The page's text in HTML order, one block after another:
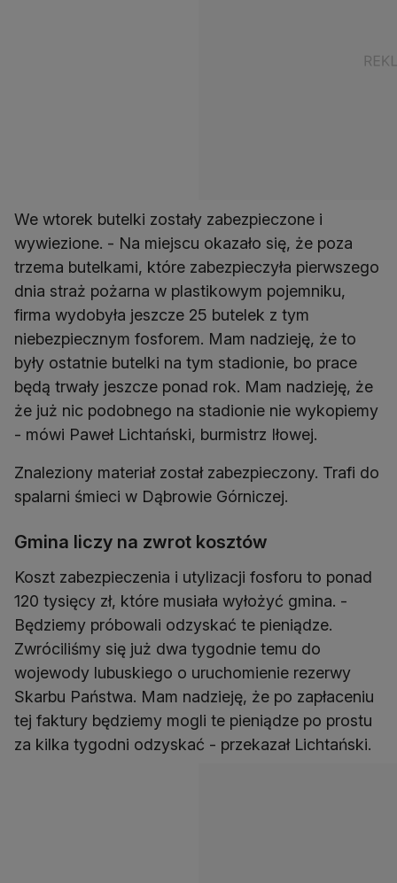
We wtorek butelki zostały zabezpieczone i
wywiezione. - Na miejscu okazało się, że poza
trzema butelkami, które zabezpieczyła pierwszego
dnia straż pożarna w plastikowym pojemniku,
firma wydobyła jeszcze 25 butelek z tym
niebezpiecznym fosforem. Mam nadzieję, że to
były ostatnie butelki na tym stadionie, bo prace
będą trwały jeszcze ponad rok. Mam nadzieję, że
że już nic podobnego na stadionie nie wykopiemy
- mówi Paweł Lichtański, burmistrz Iłowej.
Znaleziony materiał został zabezpieczony. Trafi do
spalarni śmieci w Dąbrowie Górniczej.
Gmina liczy na zwrot kosztów
Koszt zabezpieczenia i utylizacji fosforu to ponad
120 tysięcy zł, które musiała wyłożyć gmina. -
Będziemy próbowali odzyskać te pieniądze.
Zwróciliśmy się już dwa tygodnie temu do
wojewody lubuskiego o uruchomienie rezerwy
Skarbu Państwa. Mam nadzieję, że po zapłaceniu
tej faktury będziemy mogli te pieniądze po prostu
za kilka tygodni odzyskać - przekazał Lichtański.